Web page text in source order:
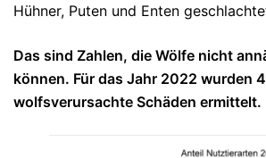
Hühner, Puten und Enten
Das sind Zahlen, die Wölfe nicht
können. Für das Jahr 2022 wurden
wolfsverursachte Schäden ermittelt.